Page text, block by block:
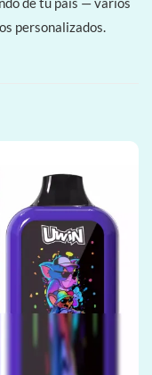
personalizados.